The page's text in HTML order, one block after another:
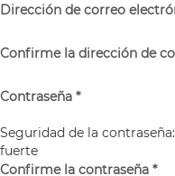
Dirección de correo
Confirme la dirección de
Contraseña *
Seguridad de la contraseña:
fuerte
Confirme la contraseña *